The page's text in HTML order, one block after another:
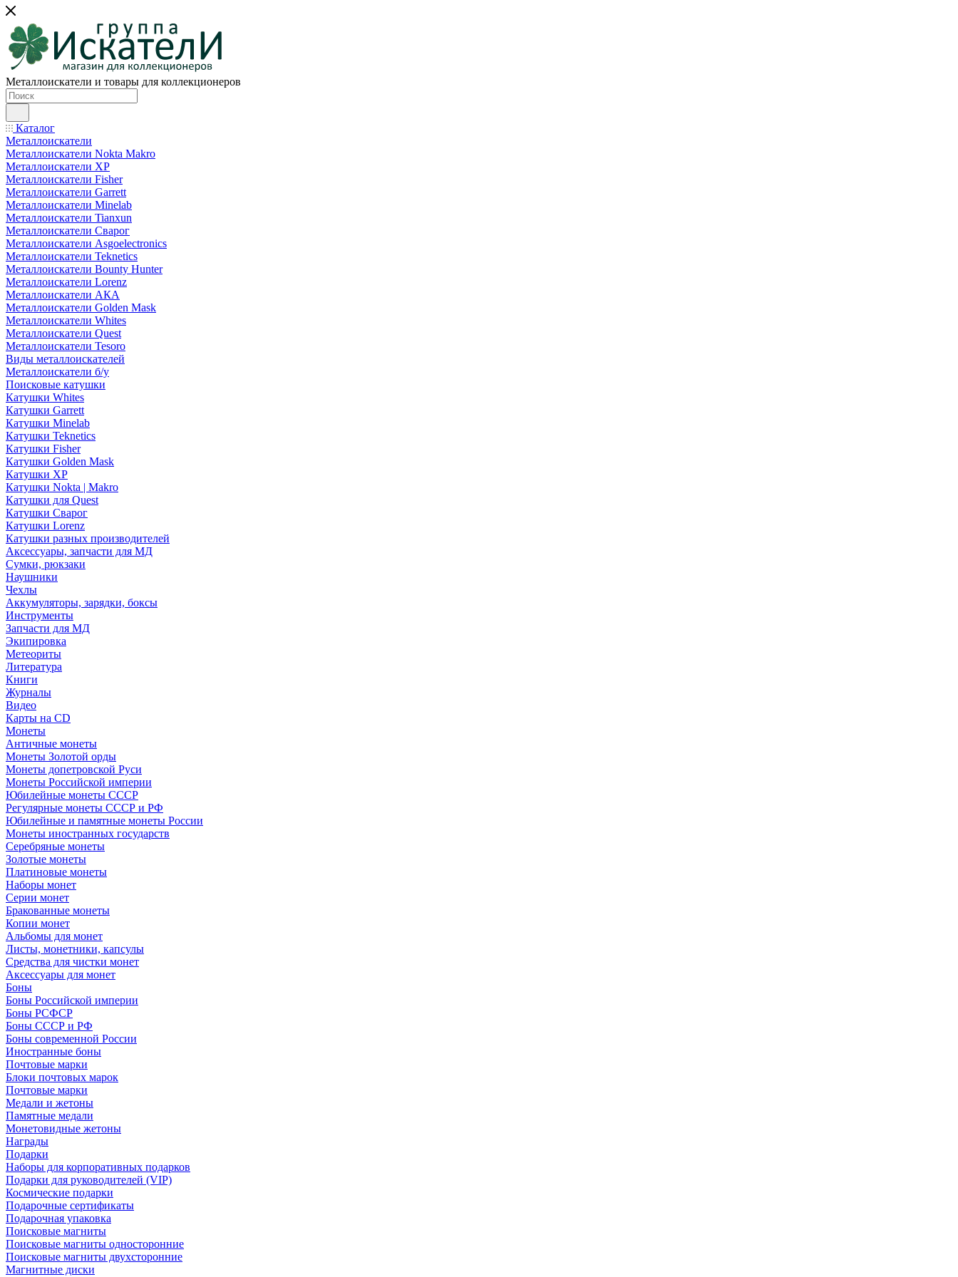
Металлоискатели и товары для коллекционеров
Каталог
Металлоискатели
Металлоискатели Nokta Makro
Металлоискатели XP
Металлоискатели Fisher
Металлоискатели Garrett
Металлоискатели Minelab
Металлоискатели Tianxun
Металлоискатели Сварог
Металлоискатели Asgoelectronics
Металлоискатели Teknetics
Металлоискатели Bounty Hunter
Металлоискатели Lorenz
Металлоискатели АКА
Металлоискатели Golden Mask
Металлоискатели Whites
Металлоискатели Quest
Металлоискатели Tesoro
Виды металлоискателей
Металлоискатели б/у
Поисковые катушки
Катушки Whites
Катушки Garrett
Катушки Minelab
Катушки Teknetics
Катушки Fisher
Катушки Golden Mask
Катушки XP
Катушки Nokta | Makro
Катушки для Quest
Катушки Сварог
Катушки Lorenz
Катушки разных производителей
Аксессуары, запчасти для МД
Сумки, рюкзаки
Наушники
Чехлы
Аккумуляторы, зарядки, боксы
Инструменты
Запчасти для МД
Экипировка
Метеориты
Литература
Книги
Журналы
Видео
Карты на CD
Монеты
Античные монеты
Монеты Золотой орды
Монеты допетровской Руси
Монеты Российской империи
Юбилейные монеты СССР
Регулярные монеты СССР и РФ
Юбилейные и памятные монеты России
Монеты иностранных государств
Серебряные монеты
Золотые монеты
Платиновые монеты
Наборы монет
Серии монет
Бракованные монеты
Копии монет
Альбомы для монет
Листы, монетники, капсулы
Средства для чистки монет
Аксессуары для монет
Боны
Боны Российской империи
Боны РСФСР
Боны СССР и РФ
Боны современной России
Иностранные боны
Почтовые марки
Блоки почтовых марок
Почтовые марки
Медали и жетоны
Памятные медали
Монетовидные жетоны
Награды
Подарки
Наборы для корпоративных подарков
Подарки для руководителей (VIP)
Космические подарки
Подарочные сертификаты
Подарочная упаковка
Поисковые магниты
Поисковые магниты односторонние
Поисковые магниты двухсторонние
Магнитные диски